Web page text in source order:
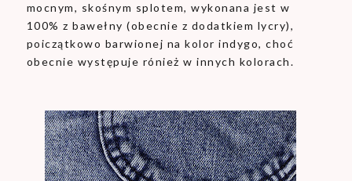
mocnym, skośnym splotem, wykonana jest w
100% z bawełny (obecnie z dodatkiem lycry),
poiczątkowo barwionej na kolor indygo, choć
obecnie występuje rónież w innych kolorach.